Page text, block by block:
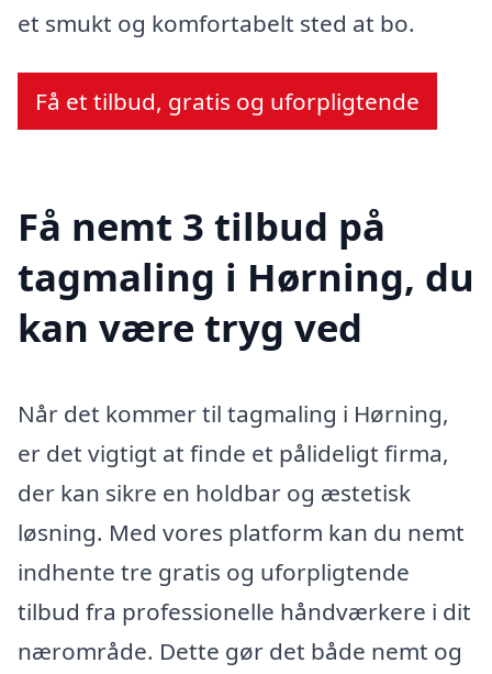
et smukt og komfortabelt sted at bo.
Få et tilbud, gratis og uforpligtende
Få nemt 3 tilbud på
tagmaling i Hørning, du
kan være tryg ved
Når det kommer til tagmaling i Hørning,
er det vigtigt at finde et pålideligt firma,
der kan sikre en holdbar og æstetisk
løsning. Med vores platform kan du nemt
indhente tre gratis og uforpligtende
tilbud fra professionelle håndværkere i dit
nærområde. Dette gør det både nemt og